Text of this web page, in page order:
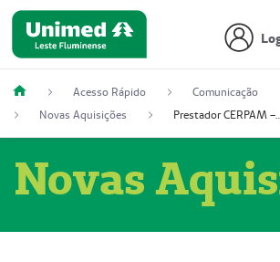
Acesso Rápido
Comunicação
Novas Aquisições
Prestador CERPAM – Centro
Novas